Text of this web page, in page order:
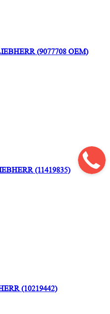
(9077708 OEM)
(11419835)
(10219442)